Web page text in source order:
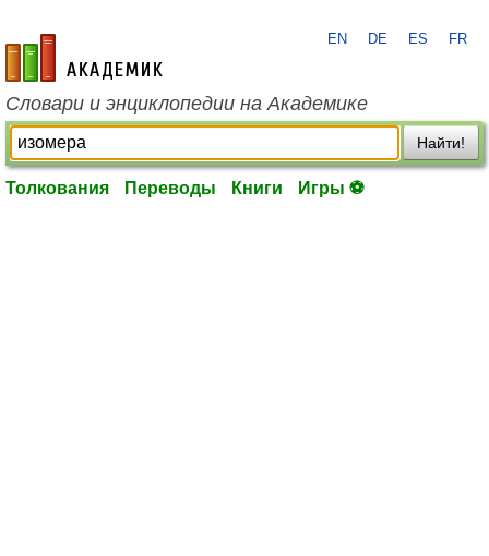
academic.ru
EN DE ES FR
Словари и энциклопедии на Академике
Найти!
Толкования Переводы Книги Игры ⚽